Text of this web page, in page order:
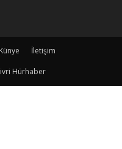
Künye
İletişim
Hürhaber